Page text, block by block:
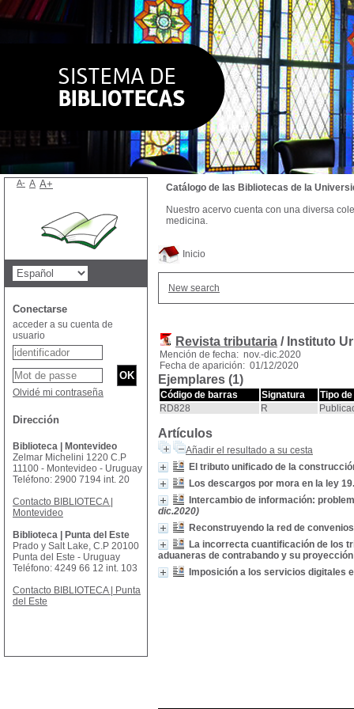
Inicio
New search
Revista tributaria / Instituto
Mención de fecha: nov.-dic.2020
Fecha de aparición: 01/12/2020
Ejemplares (1)
Código de barras Signatura
Tipo
RD828
R
Artículos
Añadir el resultado a su cesta
El tributo unificado de la
Los descargos por mora en la ley
Intercambio de información:
dic.2020)
Reconstruyendo la red de convenios
La incorrecta cuantificación de los
aduaneras de contrabando y su
Imposición a los servicios digitales
Catálogo de las Bibliotecas de la
Nuestro acervo cuenta con una diversa
medicina.
A- A A+
Conectarse
acceder a su cuenta de
usuario
Olvidé mi contraseña
Dirección
Biblioteca | Montevideo
Zelmar Michelini 1220 C.P
11100 - Montevideo - Uruguay
Teléfono: 2900 7194 int. 20
Contacto BIBLIOTECA |
Montevideo
Biblioteca | Punta del Este
Prado y Salt Lake, C.P 20100
Punta del Este - Uruguay
Teléfono: 4249 66 12 int. 103
Contacto BIBLIOTECA | Punta
del Este